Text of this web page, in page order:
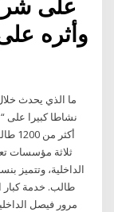
نشاطا كبيرا على
طالب. خدمة كبار